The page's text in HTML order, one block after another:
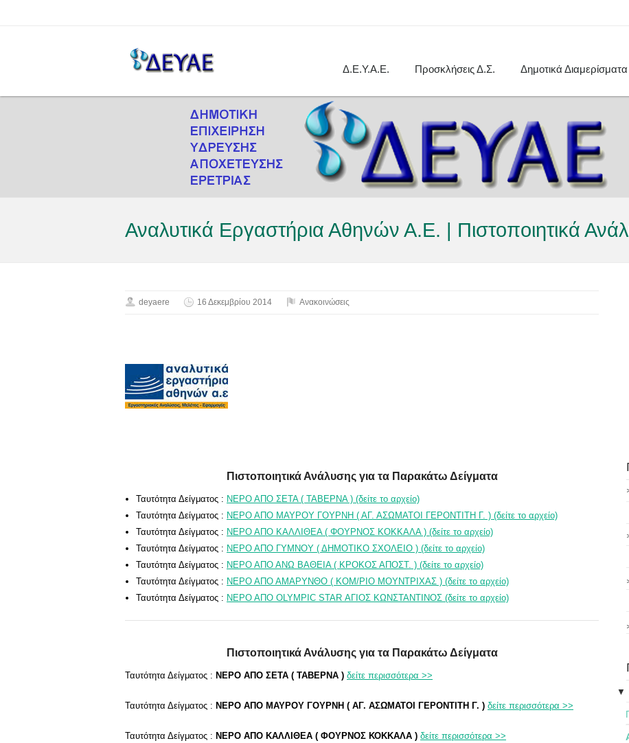
Δ.Ε.Υ.Α.Ε. Προσκλήσεις Δ.Σ. Δημοτικά Διαμερίσματα
Αναλυτικά Εργαστήρια Αθηνών Α.Ε. | Πιστοποιητικά
deyaere 16 Δεκεμβρίου 2014 Ανακοινώσεις
Πιστοποιητικά Ανάλυσης για τα Παρακάτω Δείγματα
Ταυτότητα Δείγματος : ΝΕΡΟ ΑΠΟ ΣΕΤΑ ( ΤΑΒΕΡΝΑ ) (δείτε το αρχείο)
Ταυτότητα Δείγματος : ΝΕΡΟ ΑΠΟ ΜΑΥΡΟΥ ΓΟΥΡΝΗ ( ΑΓ. ΑΣΩΜΑΤΟΙ ΓΕΡΟΝΤΙΤΗ Γ. ) (δείτε το αρχείο)
Ταυτότητα Δείγματος : ΝΕΡΟ ΑΠΟ ΚΑΛΛΙΘΕΑ ( ΦΟΥΡΝΟΣ ΚΟΚΚΑΛΑ ) (δείτε το αρχείο)
Ταυτότητα Δείγματος : ΝΕΡΟ ΑΠΟ ΓΥΜΝΟΥ ( ΔΗΜΟΤΙΚΟ ΣΧΟΛΕΙΟ ) (δείτε το αρχείο)
Ταυτότητα Δείγματος : ΝΕΡΟ ΑΠΟ ΑΝΩ ΒΑΘΕΙΑ ( ΚΡΟΚΟΣ ΑΠΟΣΤ. ) (δείτε το αρχείο)
Ταυτότητα Δείγματος : ΝΕΡΟ ΑΠΟ ΑΜΑΡΥΝΘΟ ( ΚΟΜ/ΡΙΟ ΜΟΥΝΤΡΙΧΑΣ ) (δείτε το αρχείο)
Ταυτότητα Δείγματος : ΝΕΡΟ ΑΠΟ OLYMPIC STAR ΑΓΙΟΣ ΚΩΝΣΤΑΝΤΙΝΟΣ (δείτε το αρχείο)
Πιστοποιητικά Ανάλυσης για τα Παρακάτω Δείγματα
Ταυτότητα Δείγματος : ΝΕΡΟ ΑΠΟ ΣΕΤΑ ( ΤΑΒΕΡΝΑ ) δείτε περισσότερα >>
Ταυτότητα Δείγματος : ΝΕΡΟ ΑΠΟ ΜΑΥΡΟΥ ΓΟΥΡΝΗ ( ΑΓ. ΑΣΩΜΑΤΟΙ ΓΕΡΟΝΤΙΤΗ Γ. ) δείτε περισσότερα >>
Ταυτότητα Δείγματος : ΝΕΡΟ ΑΠΟ ΚΑΛΛΙΘΕΑ ( ΦΟΥΡΝΟΣ ΚΟΚΚΑΛΑ ) δείτε περισσότερα >>
▼